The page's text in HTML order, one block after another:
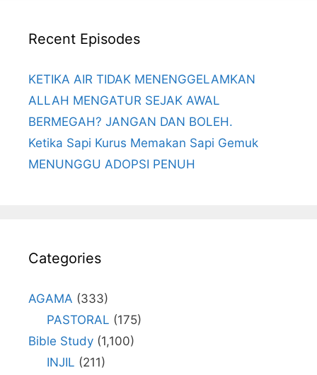
Recent Episodes
KETIKA AIR TIDAK MENENGGELAMKAN
ALLAH MENGATUR SEJAK AWAL
BERMEGAH? JANGAN DAN BOLEH.
Ketika Sapi Kurus Memakan Sapi Gemuk
MENUNGGU ADOPSI PENUH
Categories
AGAMA (333)
PASTORAL (175)
Bible Study (1,100)
INJIL (211)